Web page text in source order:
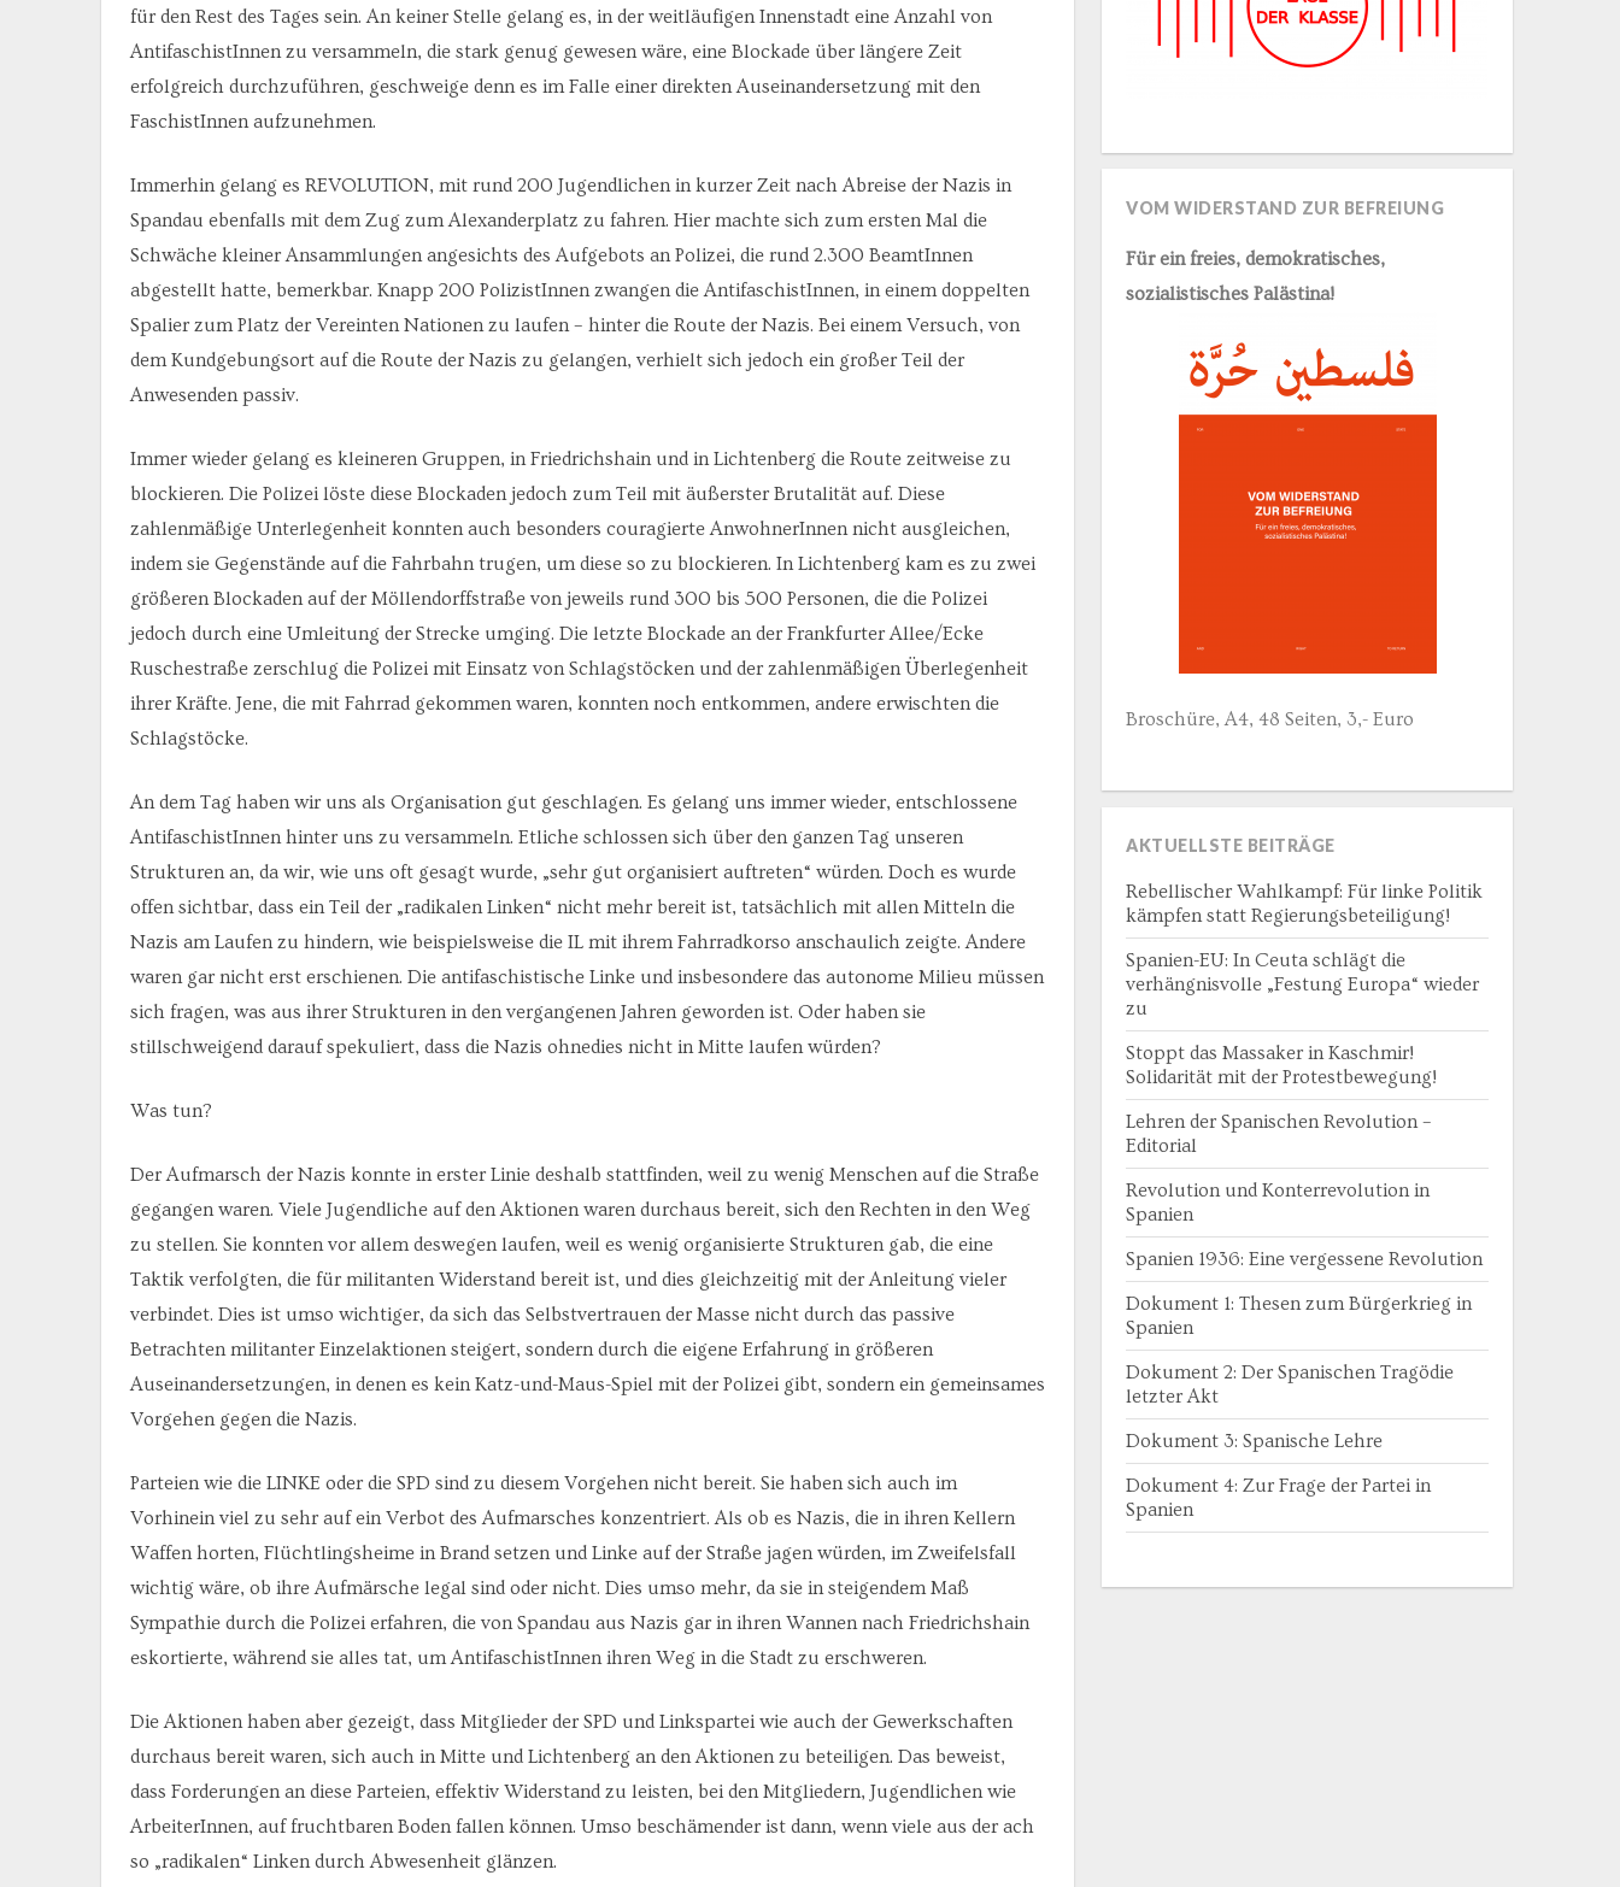
für den Rest des Tages sein. An keiner Stelle gelang es, in der weitläufigen Innenstadt eine Anzahl von
AntifaschistInnen zu versammeln, die stark genug gewesen wäre, eine Blockade über längere Zeit
erfolgreich durchzuführen, geschweige denn es im Falle einer direkten Auseinandersetzung mit den
FaschistInnen aufzunehmen.
Immerhin gelang es REVOLUTION, mit rund 200 Jugendlichen in kurzer Zeit nach Abreise der Nazis in
Spandau ebenfalls mit dem Zug zum Alexanderplatz zu fahren. Hier machte sich zum ersten Mal die
Schwäche kleiner Ansammlungen angesichts des Aufgebots an Polizei, die rund 2.300 BeamtInnen
abgestellt hatte, bemerkbar. Knapp 200 PolizistInnen zwangen die AntifaschistInnen, in einem doppelten
Spalier zum Platz der Vereinten Nationen zu laufen – hinter die Route der Nazis. Bei einem Versuch, von
dem Kundgebungsort auf die Route der Nazis zu gelangen, verhielt sich jedoch ein großer Teil der
Anwesenden passiv.
Immer wieder gelang es kleineren Gruppen, in Friedrichshain und in Lichtenberg die Route zeitweise zu
blockieren. Die Polizei löste diese Blockaden jedoch zum Teil mit äußerster Brutalität auf. Diese
zahlenmäßige Unterlegenheit konnten auch besonders couragierte AnwohnerInnen nicht ausgleichen,
indem sie Gegenstände auf die Fahrbahn trugen, um diese so zu blockieren. In Lichtenberg kam es zu zwei
größeren Blockaden auf der Möllendorffstraße von jeweils rund 300 bis 500 Personen, die die Polizei
jedoch durch eine Umleitung der Strecke umging. Die letzte Blockade an der Frankfurter Allee/Ecke
Ruschestraße zerschlug die Polizei mit Einsatz von Schlagstöcken und der zahlenmäßigen Überlegenheit
ihrer Kräfte. Jene, die mit Fahrrad gekommen waren, konnten noch entkommen, andere erwischten die
Schlagstöcke.
An dem Tag haben wir uns als Organisation gut geschlagen. Es gelang uns immer wieder, entschlossene
AntifaschistInnen hinter uns zu versammeln. Etliche schlossen sich über den ganzen Tag unseren
Strukturen an, da wir, wie uns oft gesagt wurde, „sehr gut organisiert auftreten“ würden. Doch es wurde
offen sichtbar, dass ein Teil der „radikalen Linken“ nicht mehr bereit ist, tatsächlich mit allen Mitteln die
Nazis am Laufen zu hindern, wie beispielsweise die IL mit ihrem Fahrradkorso anschaulich zeigte. Andere
waren gar nicht erst erschienen. Die antifaschistische Linke und insbesondere das autonome Milieu müssen
sich fragen, was aus ihrer Strukturen in den vergangenen Jahren geworden ist. Oder haben sie
stillschweigend darauf spekuliert, dass die Nazis ohnedies nicht in Mitte laufen würden?
Was tun?
Der Aufmarsch der Nazis konnte in erster Linie deshalb stattfinden, weil zu wenig Menschen auf die Straße
gegangen waren. Viele Jugendliche auf den Aktionen waren durchaus bereit, sich den Rechten in den Weg
zu stellen. Sie konnten vor allem deswegen laufen, weil es wenig organisierte Strukturen gab, die eine
Taktik verfolgten, die für militanten Widerstand bereit ist, und dies gleichzeitig mit der Anleitung vieler
verbindet. Dies ist umso wichtiger, da sich das Selbstvertrauen der Masse nicht durch das passive
Betrachten militanter Einzelaktionen steigert, sondern durch die eigene Erfahrung in größeren
Auseinandersetzungen, in denen es kein Katz-und-Maus-Spiel mit der Polizei gibt, sondern ein gemeinsames
Vorgehen gegen die Nazis.
Parteien wie die LINKE oder die SPD sind zu diesem Vorgehen nicht bereit. Sie haben sich auch im
Vorhinein viel zu sehr auf ein Verbot des Aufmarsches konzentriert. Als ob es Nazis, die in ihren Kellern
Waffen horten, Flüchtlingsheime in Brand setzen und Linke auf der Straße jagen würden, im Zweifelsfall
wichtig wäre, ob ihre Aufmärsche legal sind oder nicht. Dies umso mehr, da sie in steigendem Maß
Sympathie durch die Polizei erfahren, die von Spandau aus Nazis gar in ihren Wannen nach Friedrichshain
eskortierte, während sie alles tat, um AntifaschistInnen ihren Weg in die Stadt zu erschweren.
Die Aktionen haben aber gezeigt, dass Mitglieder der SPD und Linkspartei wie auch der Gewerkschaften
durchaus bereit waren, sich auch in Mitte und Lichtenberg an den Aktionen zu beteiligen. Das beweist,
dass Forderungen an diese Parteien, effektiv Widerstand zu leisten, bei den Mitgliedern, Jugendlichen wie
ArbeiterInnen, auf fruchtbaren Boden fallen können. Umso beschämender ist dann, wenn viele aus der ach
so „radikalen“ Linken durch Abwesenheit glänzen.
VOM WIDERSTAND ZUR BEFREIUNG
Für ein freies, demokratisches,
sozialistisches Palästina!
Broschüre, A4, 48 Seiten, 3,- Euro
AKTUELLSTE BEITRÄGE
Rebellischer Wahlkampf: Für linke Politik
kämpfen statt Regierungsbeteiligung!
Spanien-EU: In Ceuta schlägt die
verhängnisvolle „Festung Europa“ wieder
zu
Stoppt das Massaker in Kaschmir!
Solidarität mit der Protestbewegung!
Lehren der Spanischen Revolution –
Editorial
Revolution und Konterrevolution in
Spanien
Spanien 1936: Eine vergessene Revolution
Dokument 1: Thesen zum Bürgerkrieg in
Spanien
Dokument 2: Der Spanischen Tragödie
letzter Akt
Dokument 3: Spanische Lehre
Dokument 4: Zur Frage der Partei in
Spanien